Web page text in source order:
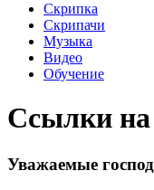
Скрипка
Скрипачи
Музыка
Видео
Обучение
Ссылки на
Уважаемые